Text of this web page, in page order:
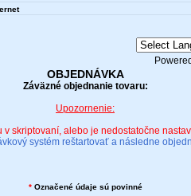
OBJEDNÁVKA
Záväzné objednanie tovaru:
Upozornenie:
v skriptovaní, alebo je nedostatočne
systém reštartovať a následne
*Označené údaje sú povinné